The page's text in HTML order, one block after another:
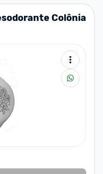
Colônia